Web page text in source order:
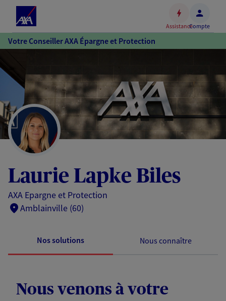
Accéder
au
Accéder
au
pied
de
page
AssistanceCompte
Votre Conseiller AXA Épargne et Protection
Laurie Lapke Biles
AXA Epargne et Protection
Amblainville (60)
Nos solutions Nous connaître
Nous venons à votre